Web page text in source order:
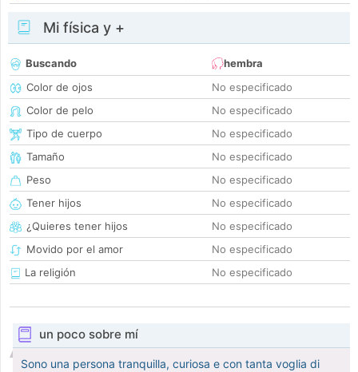
Mi física y +
Buscando
hembra
Color de ojos
No especificado
Color de pelo
No especificado
Tipo de cuerpo
No especificado
Tamaño
No especificado
Peso
No especificado
Tener hijos
No especificado
¿Quieres tener hijos
No especificado
Movido por el amor
No especificado
La religión
No especificado
un poco sobre mí
Sono una persona tranquilla, curiosa e con tanta voglia di